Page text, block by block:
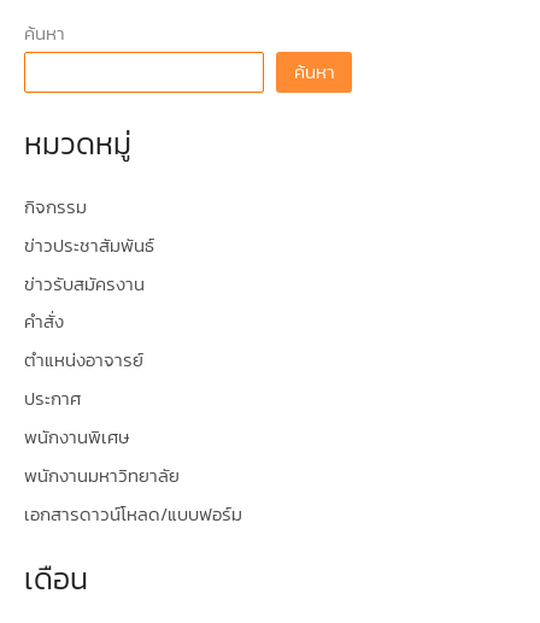
ค้นหา
ค้นหา
หมวดหมู่
กิจกรรม
ข่าวประชาสัมพันธ์
ข่าวรับสมัครงาน
คำสั่ง
ตำแหน่งอาจารย์
ประกาศ
พนักงานพิเศษ
พนักงานมหาวิทยาลัย
เอกสารดาวน์โหลด/แบบฟอร์ม
เดือน